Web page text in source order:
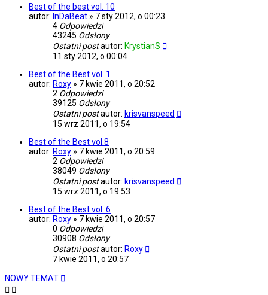
Best of the best vol. 10
autor: InDaBeat » 7 sty 2012, o 00:23
4 Odpowiedzi
43245 Odsłony
Ostatni postautor: KrystianS
11 sty 2012, o 00:04
Best of the Best vol. 1
autor: Roxy » 7 kwie 2011, o 20:52
2 Odpowiedzi
39125 Odsłony
Ostatni postautor: krisvanspeed
15 wrz 2011, o 19:54
Best of the Best vol.8
autor: Roxy » 7 kwie 2011, o 20:59
2 Odpowiedzi
38049 Odsłony
Ostatni postautor: krisvanspeed
15 wrz 2011, o 19:53
Best of the Best vol. 6
autor: Roxy » 7 kwie 2011, o 20:57
0 Odpowiedzi
30908 Odsłony
Ostatni postautor: Roxy
7 kwie 2011, o 20:57
NOWY TEMAT